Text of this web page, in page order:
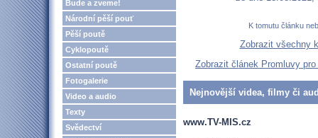
Bude a zveme!
Národní pěší pouť
Pěší poutě
Cyklopoutě
Ostatní poutě
Fotogalerie
Video a audio
Texty
Svědectví
K tomutu článku
Zobrazit všechny
Zobrazit článek Promluvy
Nejnovější videa, filmy či
www.TV-MIS.cz